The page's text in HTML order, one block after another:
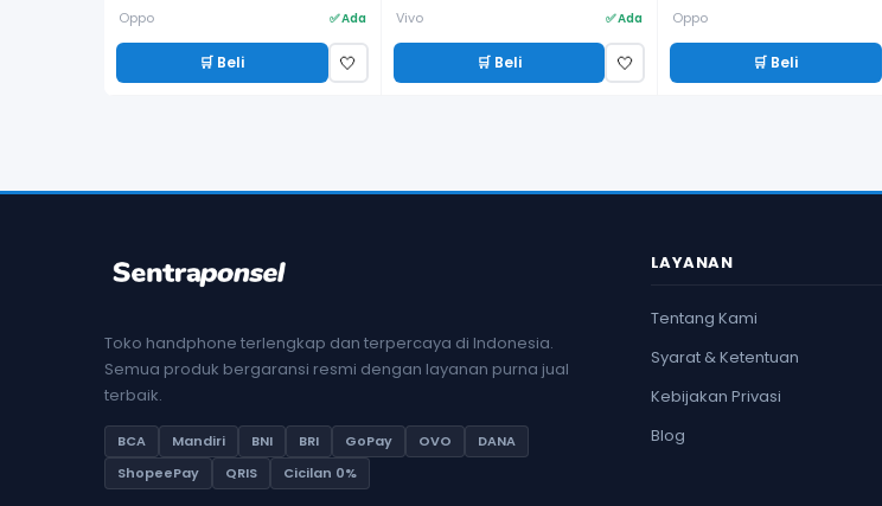
Oppo ✅ Ada
🛒 Beli 🤍
Vivo ✅ Ada
🛒 Beli 🤍
Oppo
🛒 Beli
Toko handphone terlengkap dan terpercaya di Indonesia.
Semua produk bergaransi resmi dengan layanan purna jual
terbaik.
BCA Mandiri BNI BRI GoPay OVO
DANA
ShopeePay
QRIS Cicilan 0%
LAYANAN
Tentang Kami
Syarat & Ketentuan
Kebijakan Privasi
Blog